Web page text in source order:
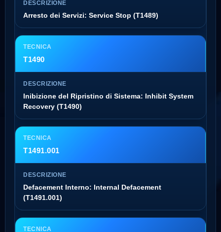
Arresto dei Servizi: Service Stop (T1489)
T1490
Inibizione del Ripristino di Sistema: Inhibit System
Recovery (T1490)
T1491.001
Defacement Interno: Internal Defacement
(T1491.001)